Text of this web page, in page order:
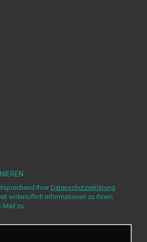
Ihrer Datenschutzerklärung
widerruflich Informationen zu Ihrem
zu.